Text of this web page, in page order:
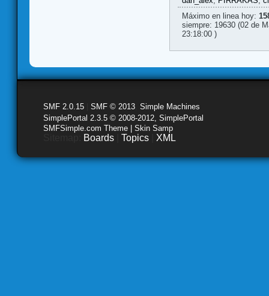
Máximo en linea hoy:
siempre: 19630 (02 de
23:18:00 )
SMF 2.0.15 SMF © 2013 Simple Machines
SimplePortal 2.3.5 © 2008-2012, SimplePortal
SMFSimple.com Theme | Skin Samp
Boards Topics XML